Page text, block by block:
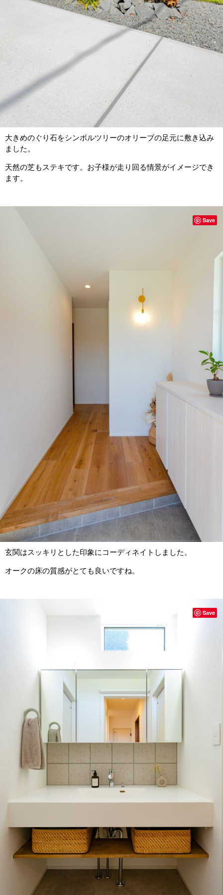
大きめのぐり石をシンボルツリーのオリーブの足元に敷き込み
ました。
天然の芝もステキです。お子様が走り回る情景がイメージでき
ます。
玄関はスッキリとした印象にコーディネイトしました。
オークの床の質感がとても良いですね。
Save
Save